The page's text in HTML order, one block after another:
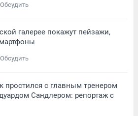
Обсудить
галерее покажут пейзажи,
Обсудить
простился с главным тренером
Сандлером: репортаж с